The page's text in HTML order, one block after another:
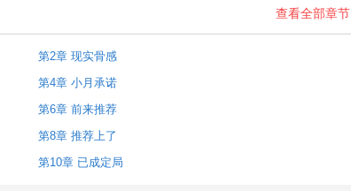
查看全部章节
第2章 现实骨感
第4章 小月承诺
第6章 前来推荐
第8章 推荐上了
第10章 已成定局